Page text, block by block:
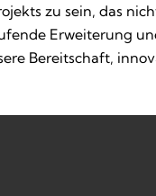
zu sein, das
Erweiterung
Bereitschaft,